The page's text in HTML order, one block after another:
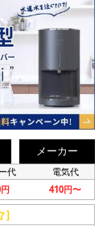
メーカー
代 電気代
410円〜
］